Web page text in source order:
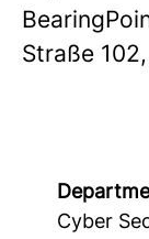
Straße
Cyber